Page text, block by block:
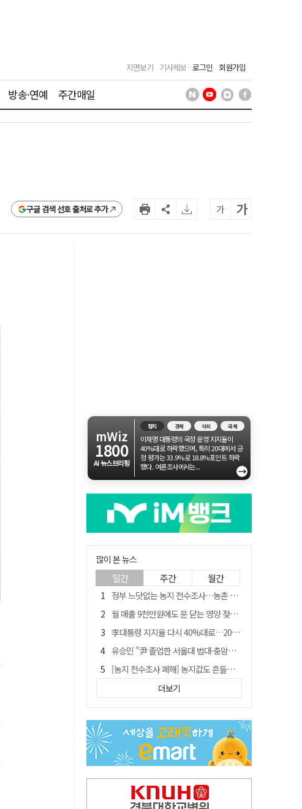
지면보기 기사제보 로그인 회원가입
방송·연예 주간매일
구글 검색 선호 출처로 추가 가 가
mWiz
1800
AI 뉴스브리핑
정치 경제 사회 국제
이재명 대통령의 국정 운영 지지율이
40%대로 하락했으며, 특히 20대에서 긍
정 평가는 33.9%로 18.8%포인트 하락
했다. 여론조사에서는...
→
많이 본 뉴스
일간 주간 월간
정부 느닷없는 농지 전수조사…농촌 들쑤시는 '경자유전'의 칼날
월 매출 9천만원에도 문 닫는 영양 젖소농장… "일할 사람이 없어"
李대통령 지지율 다시 40%대로…20대는 18.8%p 급락
유승민 "尹 졸업한 서울대 법대·충암고도 없애야"…李 육사 통합 직격
[농지 전수조사 폐해] 농지값도 흔들리나…"도지 막히면 헐값 매물 나올 수도"
[농지 전수조사 폐해] '쌀 받고 논 내 준' 도지농 이제 어쩌나?
국민 51.9% "李 대통령 재판 재개 필요하다"
경북 영천시, 9월부터 11월까지 반값 여행 혜택 제공
아쉬운 태클
더보기